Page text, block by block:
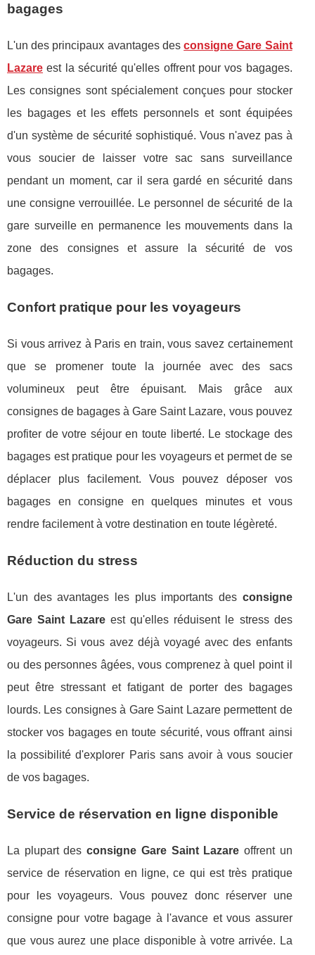
bagages
L'un des principaux avantages desconsigne Gare Saint
Lazare est la sécurité qu'elles offrent pour vos bagages.
Les consignes sont spécialement conçues pour stocker
les bagages et les effets personnels et sont équipées
d'un système de sécurité sophistiqué. Vous n'avez pas à
vous soucier de laisser votre sac sans surveillance
pendant un moment, car il sera gardé en sécurité dans
une consigne verrouillée. Le personnel de sécurité de la
gare surveille en permanence les mouvements dans la
zone des consignes et assure la sécurité de vos
bagages.
Confort pratique pour les voyageurs
Si vous arrivez à Paris en train, vous savez certainement
que se promener toute la journée avec des sacs
volumineux peut être épuisant. Mais grâce aux
consignes de bagages à Gare Saint Lazare, vous pouvez
profiter de votre séjour en toute liberté. Le stockage des
bagages est pratique pour les voyageurs et permet de se
déplacer plus facilement. Vous pouvez déposer vos
bagages en consigne en quelques minutes et vous
rendre facilement à votre destination en toute légèreté.
Réduction du stress
L'un des avantages les plus importants des consigne
Gare Saint Lazare est qu'elles réduisent le stress des
voyageurs. Si vous avez déjà voyagé avec des enfants
ou des personnes âgées, vous comprenez à quel point il
peut être stressant et fatigant de porter des bagages
lourds. Les consignes à Gare Saint Lazare permettent de
stocker vos bagages en toute sécurité, vous offrant ainsi
la possibilité d'explorer Paris sans avoir à vous soucier
de vos bagages.
Service de réservation en ligne disponible
La plupart desconsigne Gare Saint Lazare offrent un
service de réservation en ligne, ce qui est très pratique
pour les voyageurs. Vous pouvez donc réserver une
consigne pour votre bagage à l'avance et vous assurer
que vous aurez une place disponible à votre arrivée. La